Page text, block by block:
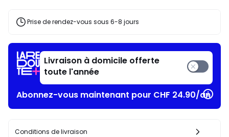
Prise de rendez-vous sous 6-8 jours
Livraison à domicile offerte
toute l'année
Abonnez-vous maintenant pour CHF 24.90/an​
Conditions de livraison